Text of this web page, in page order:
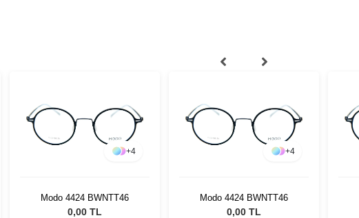
+4
Modo 4424 BWNTT46
0,00 TL
+4
Modo 4424 BWNTT46
0,00 TL